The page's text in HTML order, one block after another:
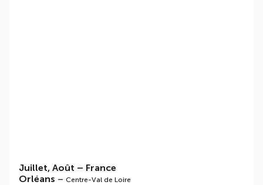
Juillet, Août – France
Orléans – Centre-Val de Loire